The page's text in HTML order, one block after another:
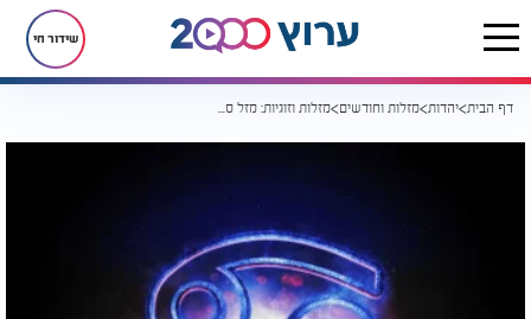
שידור חי
דף הבית יהדות מזלות וחודשים מזלות וזוגיות: מזל סרטן עם גדי - מה צפוי לשילוב הזה?